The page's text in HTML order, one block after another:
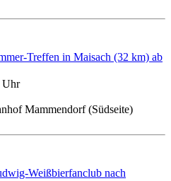
Treffen in Maisach (32 km) ab
Uhr
Mammendorf (Südseite)
Weißbierfanclub nach